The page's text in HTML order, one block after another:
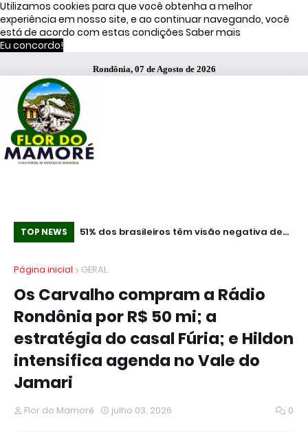
Utilizamos cookies para que você obtenha a melhor
experiência em nosso site, e ao continuar navegando, você
está de acordo com estas condições Saber mais
Eu concordo!
Rondônia, 07 de Agosto de 2026
TOP NEWS
51% dos brasileiros têm visão negativa de
Concurso leiteiro da 37ª Expoagro terá R$ 25
Página inicial GERAL
Os Carvalho compram a Rádio
Rondônia por R$ 50 mi; a
estratégia do casal Fúria; e Hildon
intensifica agenda no Vale do
Jamari
Flor do Mamoré julho 03, 2026 0